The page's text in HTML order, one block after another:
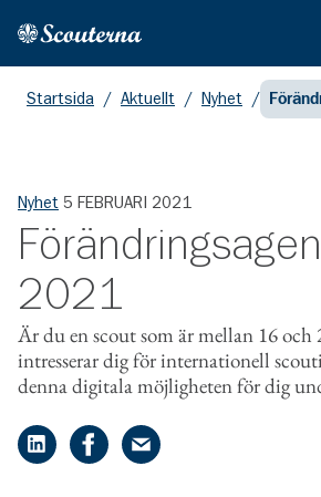
Hem
Startsida / Aktuellt / Nyhet /
Nyhet 5 FEBRUARI 2021
2021
Är du en scout som är mellan 16 och
intresserar dig för internationell
denna digitala möjligheten för dig
Dela på LinkedIn
Dela på Facebook
Dela på e-post